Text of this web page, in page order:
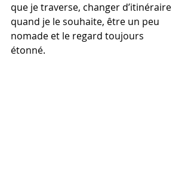
que je traverse, changer d’itinéraire
quand je le souhaite, être un peu
nomade et le regard toujours
étonné.